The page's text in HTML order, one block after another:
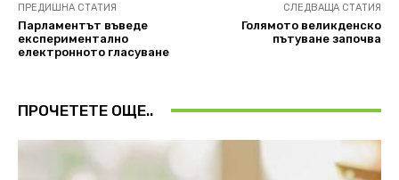
ПРЕДИШНА СТАТИЯ
Парламентът въведе
експериментално
електронното гласуване
СЛЕДВАЩА СТАТИЯ
Голямото великденско
пътуване започва
ПРОЧЕТЕТЕ ОЩЕ..